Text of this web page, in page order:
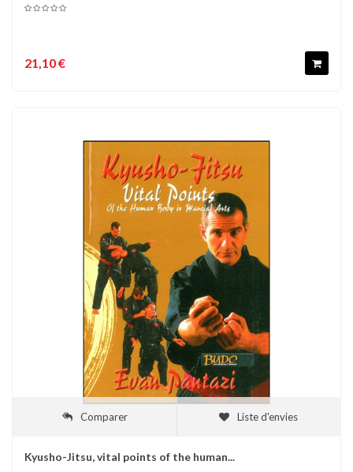
21,10 €
Comparer Liste d'envies
Kyusho-Jitsu, vital points of the human...